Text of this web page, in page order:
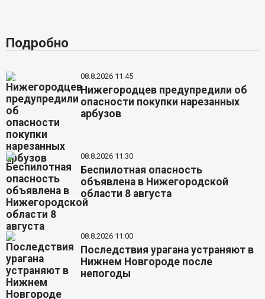
Подробно
08.8.2026 11:45
Нижегородцев предупредили об
опасности покупки нарезанных
арбузов
08.8.2026 11:30
Беспилотная опасность
объявлена в Нижегородской
области 8 августа
08.8.2026 11:00
Последствия урагана устраняют в
Нижнем Новгороде после
непогоды